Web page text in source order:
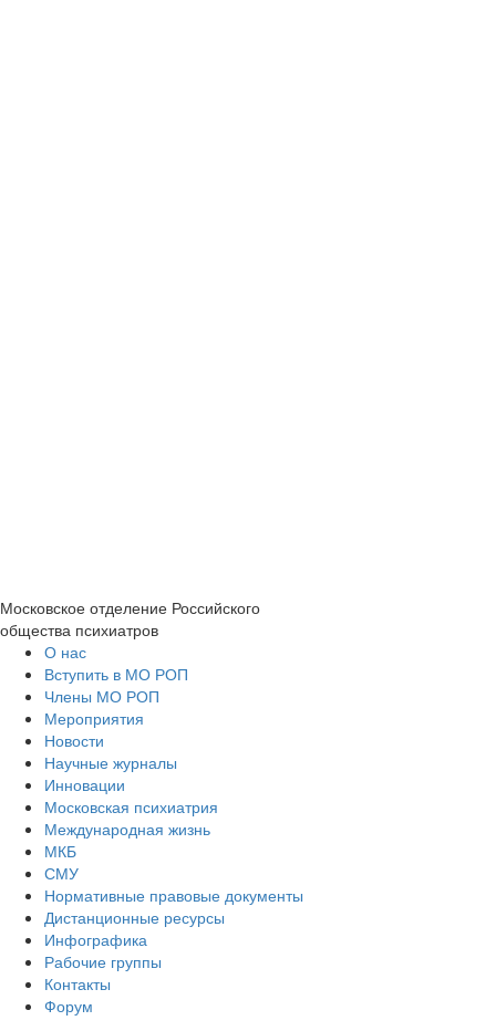
Московское отделение Российского
общества психиатров
О нас
Вступить в МО РОП
Члены МО РОП
Мероприятия
Новости
Научные журналы
Инновации
Московская психиатрия
Международная жизнь
МКБ
СМУ
Нормативные правовые документы
Дистанционные ресурсы
Инфографика
Рабочие группы
Контакты
Форум